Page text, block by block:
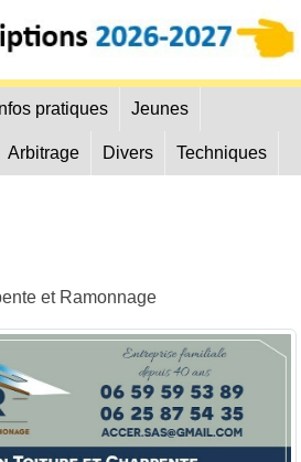
pratiques Jeunes
Arbitrage Divers Techniques
et Ramonnage